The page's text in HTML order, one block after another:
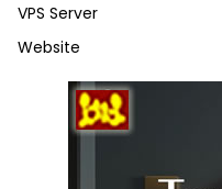
VPS Server
Website